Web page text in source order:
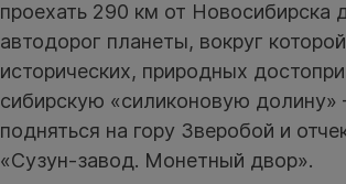
проехать 290 км от Новосибирска
автодорог планеты, вокруг
исторических, природных
сибирскую «силиконовую
подняться на гору Зверобой и
«Сузун-завод. Монетный двор».